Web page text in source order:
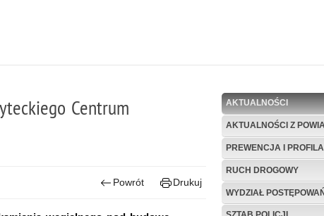
AKTUALNOŚCI
AKTUALNOŚCI Z
PREWENCJA I
RUCH DROGOWY
WYDZIAŁ
Centrum
Powrót Drukuj